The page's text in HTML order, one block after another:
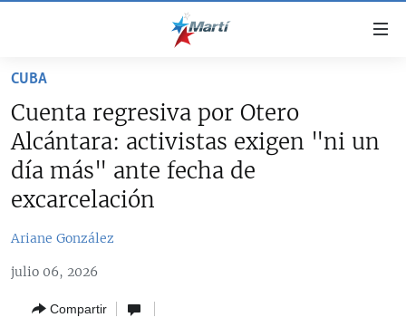
accesibilidad
contenido
principal
principal
CUBA
CUBA
DERECHOS HUMANOS
SOBRE CUBA
ESTADOS UNIDOS
ESTADOS UNIDOS
AMÉRICA LATINA
CUBA
Cuenta regresiva por Otero
Alcántara: activistas exigen "ni un
día más" ante fecha de
excarcelación
Ariane González
julio 06, 2026
Compartir